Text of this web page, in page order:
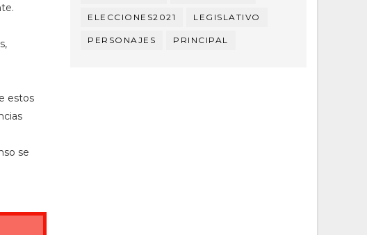
estos
se
ELECCIONES2021 LEGISLATIVO
PERSONAJES PRINCIPAL